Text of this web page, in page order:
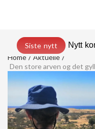
Siste nytt
Nytt
Home
Aktuelle
Den store arven og det